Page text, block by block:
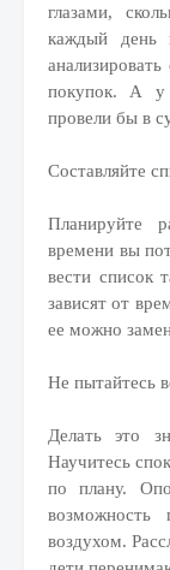
глазами,
каждый день
покупок. А у
провели бы в
Составляйте
Планируйте
времени вы
вести список
зависят от
ее можно
Не пытайтесь
Делать это
Научитесь
по плану.
возможность
воздухом.